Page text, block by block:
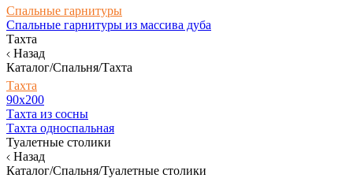
Спальные гарнитуры
Спальные гарнитуры из массива дуба
Тахта
Назад
Каталог/Спальня/Тахта
Тахта
90х200
Тахта из сосны
Тахта односпальная
Туалетные столики
Назад
Каталог/Спальня/Туалетные столики